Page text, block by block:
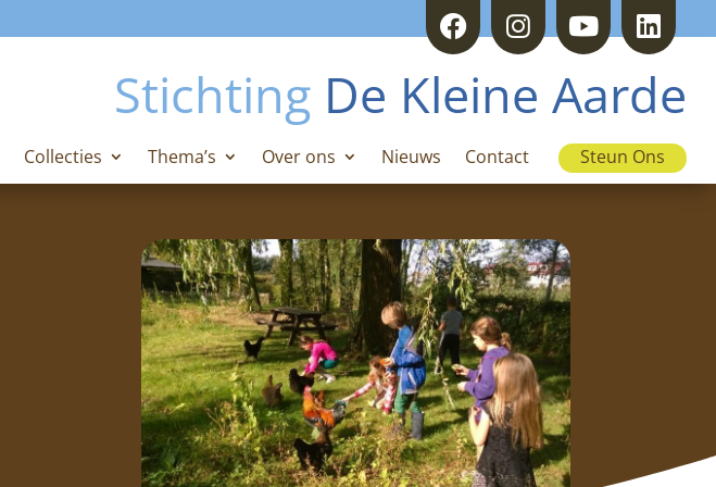
Stichting De Kleine Aarde
Collecties Thema’s Over ons Nieuws Contact Steun Ons